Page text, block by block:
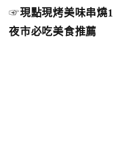
☞現點現烤美味串燒
夜市必吃美食推薦